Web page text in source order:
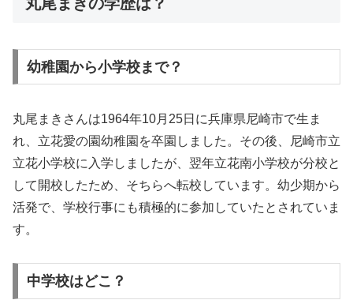
丸尾まきの学歴は？
幼稚園から小学校まで？
丸尾まきさんは1964年10月25日に兵庫県尼崎市で生ま
れ、立花愛の園幼稚園を卒園しました。その後、尼崎市立
立花小学校に入学しましたが、翌年立花南小学校が分校と
して開校したため、そちらへ転校しています。幼少期から
活発で、学校行事にも積極的に参加していたとされていま
す。
中学校はどこ？